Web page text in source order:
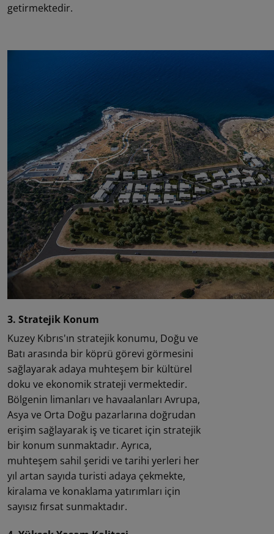
getirmektedir.
3. Stratejik Konum
Kuzey Kıbrıs'ın stratejik konumu, Doğu ve
Batı arasında bir köprü görevi görmesini
sağlayarak adaya muhteşem bir kültürel
doku ve ekonomik strateji vermektedir.
Bölgenin limanları ve havaalanları Avrupa,
Asya ve Orta Doğu pazarlarına doğrudan
erişim sağlayarak iş ve ticaret için stratejik
bir konum sunmaktadır. Ayrıca,
muhteşem sahil şeridi ve tarihi yerleri her
yıl artan sayıda turisti adaya çekmekte,
kiralama ve konaklama yatırımları için
sayısız fırsat sunmaktadır.